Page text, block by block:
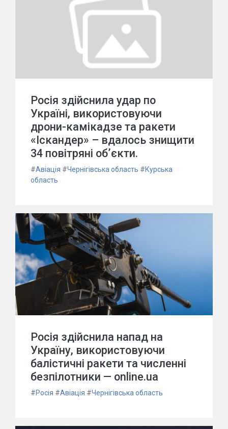
Росія здійснила удар по
Україні, використовуючи
дрони-камікадзе та ракети
«Іскандер» – вдалось знищити
34 повітряні об’єкти.
#Авіація #Чернігівська область #Курська
область
Росія здійснила напад на
Україну, використовуючи
балістичні ракети та численні
безпілотники — online.ua
#Росія #Авіація #Чернігівська область